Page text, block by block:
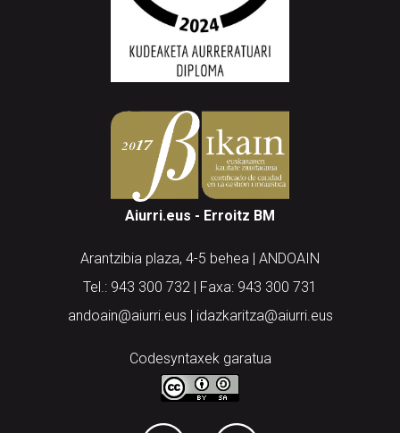
Aiurri.eus - Erroitz BM
Arantzibia plaza, 4-5 behea | ANDOAIN
Tel.: 943 300 732 | Faxa: 943 300 731
andoain@aiurri.eus | idazkaritza@aiurri.eus
Codesyntaxek garatua